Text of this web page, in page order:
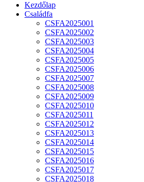
Kezdőlap
Családfa
CSFA2025001
CSFA2025002
CSFA2025003
CSFA2025004
CSFA2025005
CSFA2025006
CSFA2025007
CSFA2025008
CSFA2025009
CSFA2025010
CSFA2025011
CSFA2025012
CSFA2025013
CSFA2025014
CSFA2025015
CSFA2025016
CSFA2025017
CSFA2025018